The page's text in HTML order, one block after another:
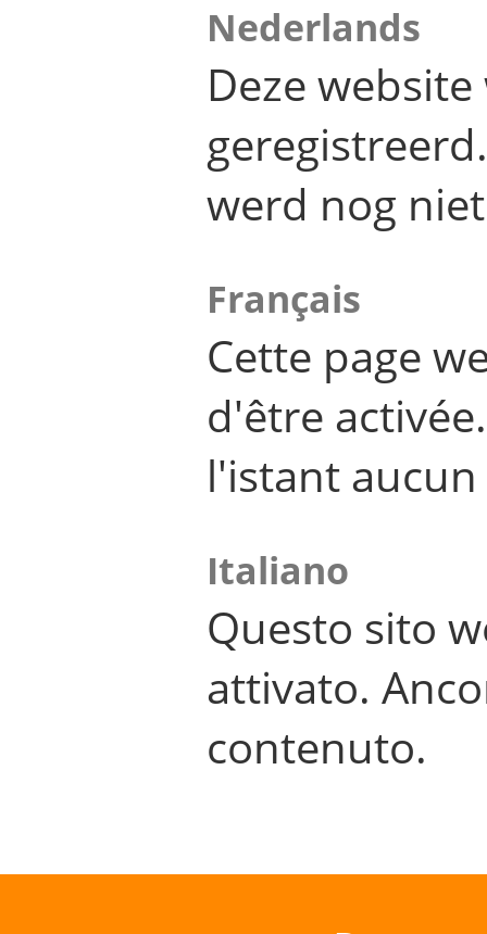
Nederlands
Deze
werd nog
Français
Cette page
d'être
l'istant
Italiano
Questo sito
attivato.
contenuto.